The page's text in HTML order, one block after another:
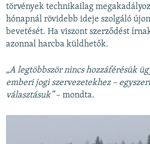
törvények technikailag
hónapnál rövidebb ideje szolgáló
bevetését. Ha viszont szerződést
azonnal harcba küldhetők.
„A legtöbbször nincs hozzáférésük
emberi jogi szervezetekhez –
választásuk”– mondta.